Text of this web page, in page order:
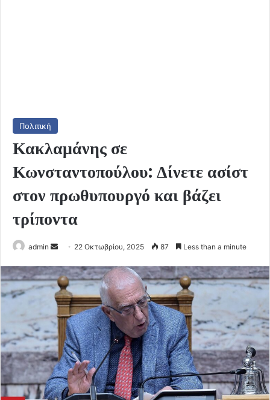
Πολιτική
Κακλαμάνης σε
Κωνσταντοπούλου: Δίνετε ασίστ
στον πρωθυπουργό και βάζει
τρίποντα
admin
Send
email
22 Οκτωβρίου, 2025 87 Less than a minute